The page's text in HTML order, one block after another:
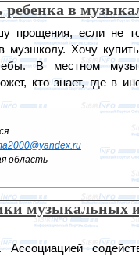
ребенка в
прощения, если не
музшколу. Хочу
В местном
кто знает, где в
область
музыкальных